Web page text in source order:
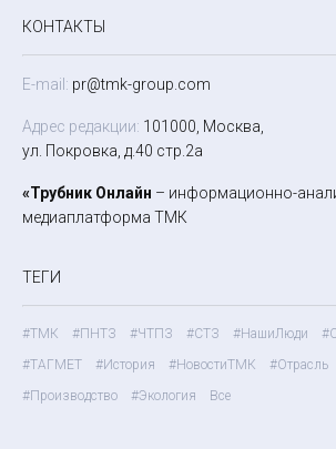
КОНТАКТЫ
E-mail: pr@tmk-group.com
Адрес редакции: 101000, Москва,
ул. Покровка, д.40 стр.2а
«Трубник Онлайн – информационно-
медиаплатформа ТМК
ТЕГИ
#ТМК #ПНТЗ #ЧТПЗ #СТЗ #НашиЛюди
#ТАГМЕТ
#История #НовостиТМК #Отрасль
#Производство
#Экология Все